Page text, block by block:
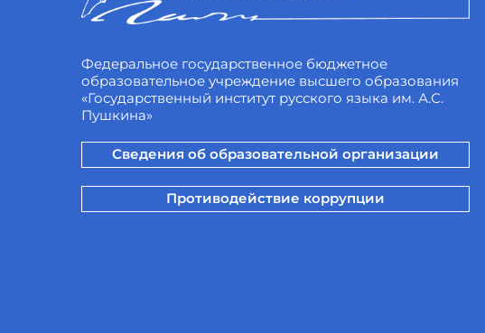
Федеральное государственное бюджетное
образовательное учреждение высшего образования
«Государственный институт русского языка им. А.С.
Пушкина»
Сведения об образовательной организации
Противодействие коррупции